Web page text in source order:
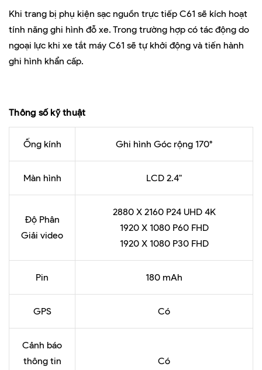
Khi trang bị phụ kiện sạc nguồn trực tiếp C61 sẽ kích hoạt
tính năng ghi hình đỗ xe. Trong trường hợp có tác động do
ngoại lực khi xe tắt máy C61 sẽ tự khởi động và tiến hành
ghi hình khẩn cấp.
Thông số kỹ thuật
Ống kính Ghi hình Góc rộng 170°
Màn hình LCD 2.4"
Độ Phân
Giải video
2880 X 2160 P24 UHD 4K
1920 X 1080 P60 FHD
1920 X 1080 P30 FHD
Pin 180 mAh
GPS Có
Cảnh báo
thông tin
Có